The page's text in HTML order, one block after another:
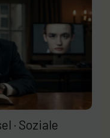
· Soziale